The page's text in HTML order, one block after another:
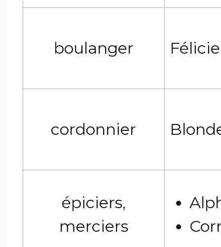
boulanger
cordonnier
épiciers,
merciers